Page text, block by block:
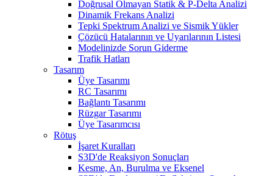
Doğrusal Olmayan Statik & P-Delta Analizi
Dinamik Frekans Analizi
Tepki Spektrum Analizi ve Sismik Yükler
Çözücü Hatalarının ve Uyarılarının Listesi
Modelinizde Sorun Giderme
Trafik Hatları
Tasarım
Üye Tasarımı
RC Tasarımı
Bağlantı Tasarımı
Rüzgar Tasarımı
Üye Tasarımcısı
Rötuş
İşaret Kuralları
S3D'de Reaksiyon Sonuçları
Kesme, An, Burulma ve Eksenel